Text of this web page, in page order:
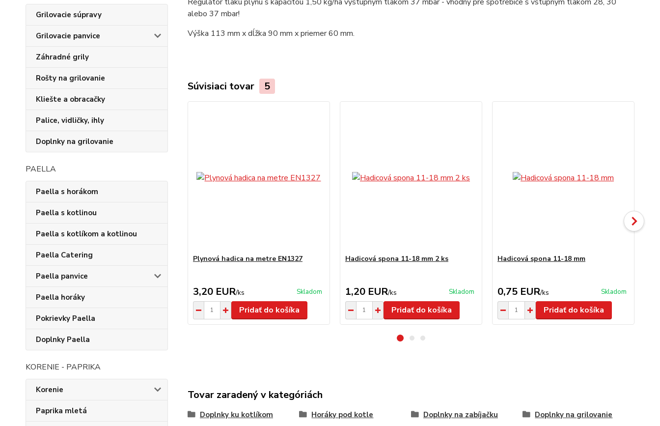
Grilovacie súpravy
Grilovacie panvice
Záhradné grily
Rošty na grilovanie
Kliešte a obracačky
Palice, vidličky, ihly
Doplnky na grilovanie
PAELLA
Paella s horákom
Paella s kotlinou
Paella s kotlíkom a kotlinou
Paella Catering
Paella panvice
Paella horáky
Pokrievky Paella
Doplnky Paella
KORENIE - PAPRIKA
Korenie
Paprika mletá
alebo 37 mbar!
Výška 113 mm x dĺžka 90 mm x priemer 60 mm.
Súvisiaci tovar 5
Plynová hadica na metre EN1327
3,20 EUR/ks Skladom
Pridať do košíka
Hadicová spona 11-18 mm 2 ks
1,20 EUR/ks Skladom
Pridať do košíka
Hadicová spona 11-18 mm
0,75 EUR/ks Skladom
Pridať do košíka
Tovar zaradený v kategóriách
Doplnky ku kotlíkom Horáky pod kotle Doplnky na zabíjačku
Doplnky na grilovanie